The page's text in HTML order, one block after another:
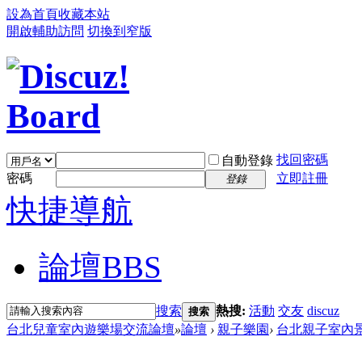
設為首頁收藏本站
開啟輔助訪問 切換到窄版
自動登錄 找回密碼
密碼
登錄 立即註冊
快捷導航
論壇BBS
搜索 搜索 熱搜: 活動 交友 discuz
台北兒童室內遊樂場交流論壇»論壇 › 親子樂園 › 台北親子室內